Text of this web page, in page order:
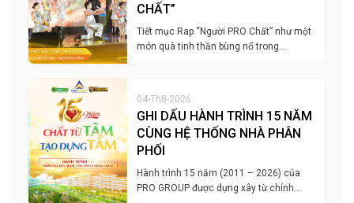
CHẤT”
Tiết mục Rap “Người PRO Chất” như một
món quà tinh thần bùng nổ trong…
04-Th8-2026
GHI DẤU HÀNH TRÌNH 15 NĂM
CÙNG HỆ THỐNG NHÀ PHÂN
PHỐI
Hành trình 15 năm (2011 – 2026) của
PRO GROUP được dựng xây từ chính…